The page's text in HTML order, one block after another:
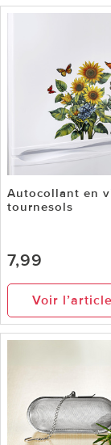
Autocollant en
tournesols
7,99
Voir l’article